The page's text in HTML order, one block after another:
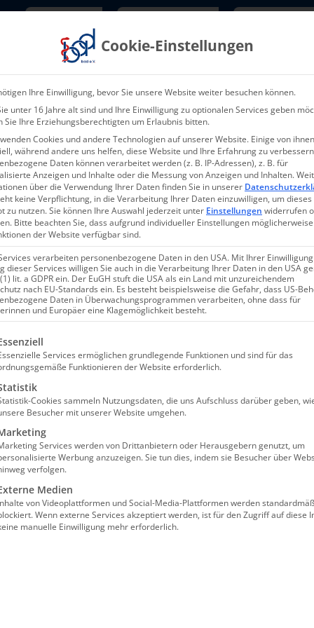
Über uns Aktuelles & Presse
SGB XI
zum Pflegeberater/zur Pflegeberaterin auf der
von § 45 SGB XI
454,00€
Cookie-Einstellungen
Ihre Einwilligung, bevor Sie unsere Website weiter besuchen können.
unter 16 Jahre alt sind und Ihre Einwilligung zu optionalen Services geben
Sie Ihre Erziehungsberechtigten um Erlaubnis bitten.
Cookies und andere Technologien auf unserer Website. Einige von
während andere uns helfen, diese Website und Ihre Erfahrung zu
Daten können verarbeitet werden (z. B. IP-Adressen), z. B. für
Anzeigen und Inhalte oder die Messung von Anzeigen und Inhalten.
über die Verwendung Ihrer Daten finden Sie in unserer
keine Verpflichtung, in die Verarbeitung Ihrer Daten einzuwilligen, um dieses
zu nutzen.Sie können Ihre Auswahl jederzeit unter Einstellungen widerrufen
Bitte beachten Sie, dass aufgrund individueller Einstellungen
der Website verfügbar sind.
verarbeiten personenbezogene Daten in den USA. Mit Ihrer
dieser Services willigen Sie auch in die Verarbeitung Ihrer Daten in den USA
lit. a GDPR ein. Der EuGH stuft die USA als ein Land mit unzureichendem
nach EU-Standards ein. Es besteht beispielsweise die Gefahr, dass US-
Daten in Überwachungsprogrammen verarbeiten, ohne dass für
und Europäer eine Klagemöglichkeit besteht.
eine Liste der Service-Gruppen, für die eine
Services ermöglichen grundlegende Funktionen und sind für das
Funktionieren der Website erforderlich.
Cookies sammeln Nutzungsdaten, die uns Aufschluss darüber geben,
Besucher mit unserer Website umgehen.
Services werden von Drittanbietern oder Herausgebern genutzt, um
Werbung anzuzeigen. Sie tun dies, indem sie Besucher über
verfolgen.
Medien
von Videoplattformen und Social-Media-Plattformen werden
Wenn externe Services akzeptiert werden, ist für den Zugriff auf diese
manuelle Einwilligung mehr erforderlich.